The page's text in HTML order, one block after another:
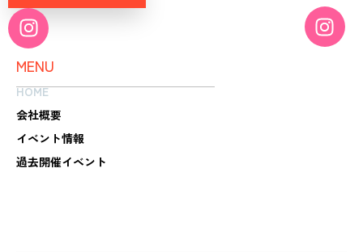
I
n
s
I
n
s
t
a
g
r
a
MENU
HOME
会社概要
イベント情報
過去開催イベント